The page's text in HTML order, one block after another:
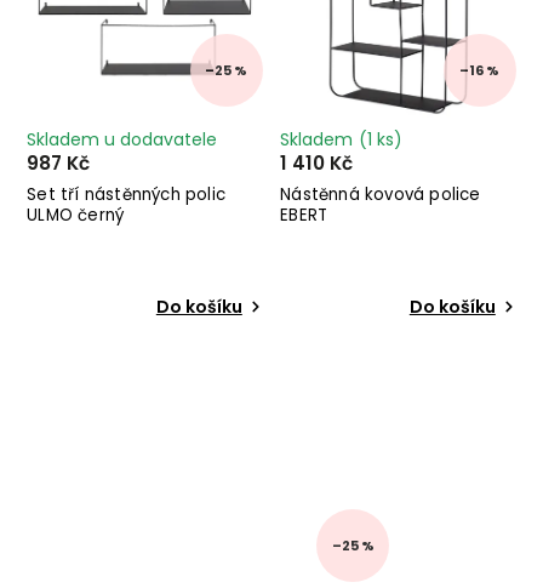
–25 %
Set tří nástěnných polic
ULMO černý
Skladem u dodavatele
987 Kč
Do košíku
–16 %
Nástěnná kovová police
EBERT
Skladem (1 ks)
1 410 Kč
Do košíku
–25 %